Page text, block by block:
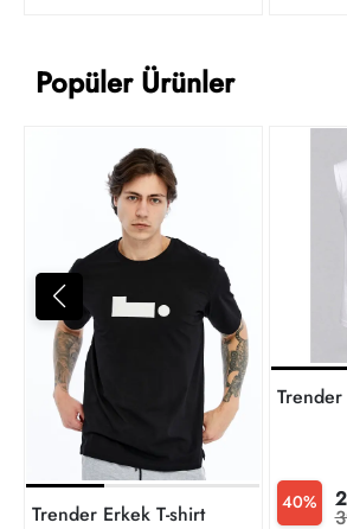
Popüler Ürünler
Trender Erkek T-shirt 40%